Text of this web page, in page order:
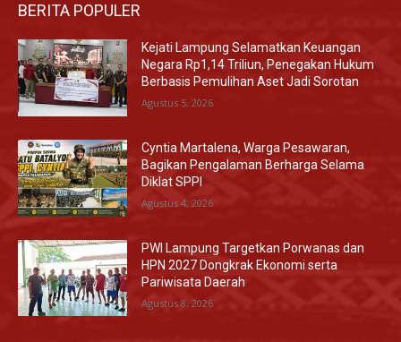
BERITA POPULER
Kejati Lampung Selamatkan Keuangan
Negara Rp1,14 Triliun, Penegakan Hukum
Berbasis Pemulihan Aset Jadi Sorotan
Agustus 5, 2026
Cyntia Martalena, Warga Pesawaran,
Bagikan Pengalaman Berharga Selama
Diklat SPPI
Agustus 4, 2026
PWI Lampung Targetkan Porwanas dan
HPN 2027 Dongkrak Ekonomi serta
Pariwisata Daerah
Agustus 8, 2026